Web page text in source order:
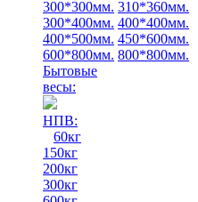
300*300мм. 310*360мм.
300*400мм. 400*400мм.
400*500мм. 450*600мм.
600*800мм. 800*800мм.
Бытовые
весы:
НПВ:
60кг
150кг
200кг
300кг